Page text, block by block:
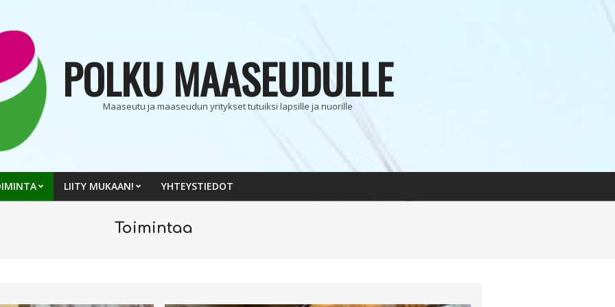
POLKU MAASEUDULLE
Maaseutu ja maaseudun yritykset tutuiksi lapsille ja nuorille
LIITY MUKAAN! YHTEYSTIEDOT
Toimintaa